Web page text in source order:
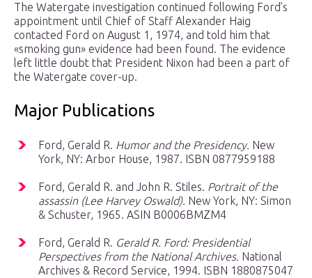
The Watergate investigation continued following Ford’s
appointment until Chief of Staff Alexander Haig
contacted Ford on August 1, 1974, and told him that
«smoking gun» evidence had been found. The evidence
left little doubt that President Nixon had been a part of
the Watergate cover-up.
Major Publications
Ford, Gerald R. Humor and the Presidency. New
York, NY: Arbor House, 1987. ISBN 0877959188
Ford, Gerald R. and John R. Stiles. Portrait of the
assassin (Lee Harvey Oswald). New York, NY: Simon
& Schuster, 1965. ASIN B0006BMZM4
Ford, Gerald R. Gerald R. Ford: Presidential
Perspectives from the National Archives. National
Archives & Record Service, 1994. ISBN 1880875047